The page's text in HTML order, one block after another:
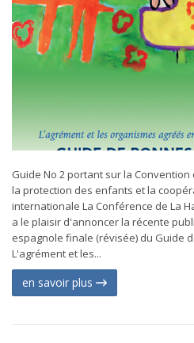
Guide No 2 portant sur la Convention
la protection des enfants et la
internationale La Conférence de La
a le plaisir d'annoncer la récente
espagnole finale (révisée) du Guide
L'agrément et les...
en savoir plus